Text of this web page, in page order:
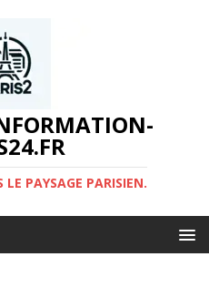
PAYSAGE PARISIEN.